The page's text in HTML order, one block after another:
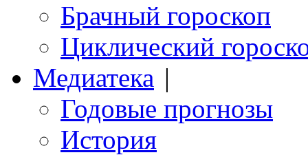
Брачный гороскоп
Циклический
Медиатека |
Годовые прогнозы
История